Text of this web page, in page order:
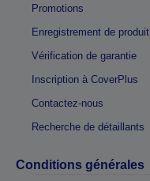
Promotions
Enregistrement de produit
Vérification de garantie
Inscription à CoverPlus
Contactez-nous
Recherche de détaillants
Conditions générales